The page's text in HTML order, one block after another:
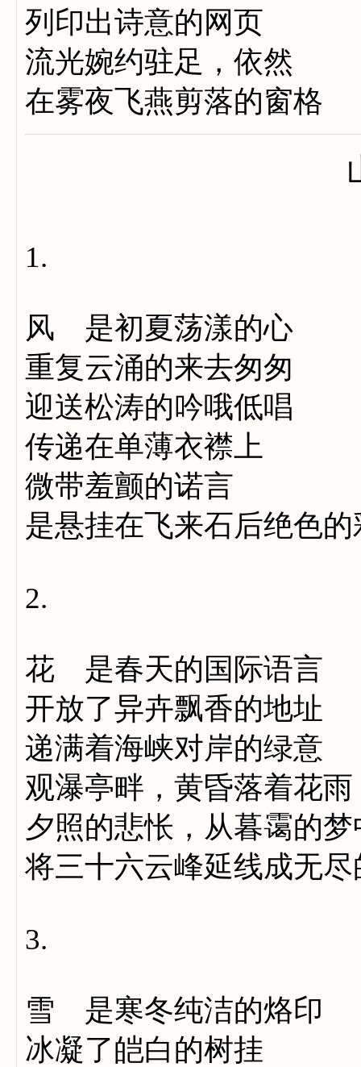
列印出诗意的网页
流光婉约驻足，依然
在雾夜飞燕剪落的窗格
1.
风 是初夏荡漾的心
重复云涌的来去匆匆
迎送松涛的吟哦低唱
传递在单薄衣襟上
微带羞颤的诺言
是悬挂在飞来石后绝色的
2.
花 是春天的国际语言
开放了异卉飘香的地址
递满着海峡对岸的绿意
观瀑亭畔，黄昏落着花雨
夕照的悲怅，从暮霭的
将三十六云峰延线成无
3.
雪 是寒冬纯洁的烙印
冰凝了皑白的树挂